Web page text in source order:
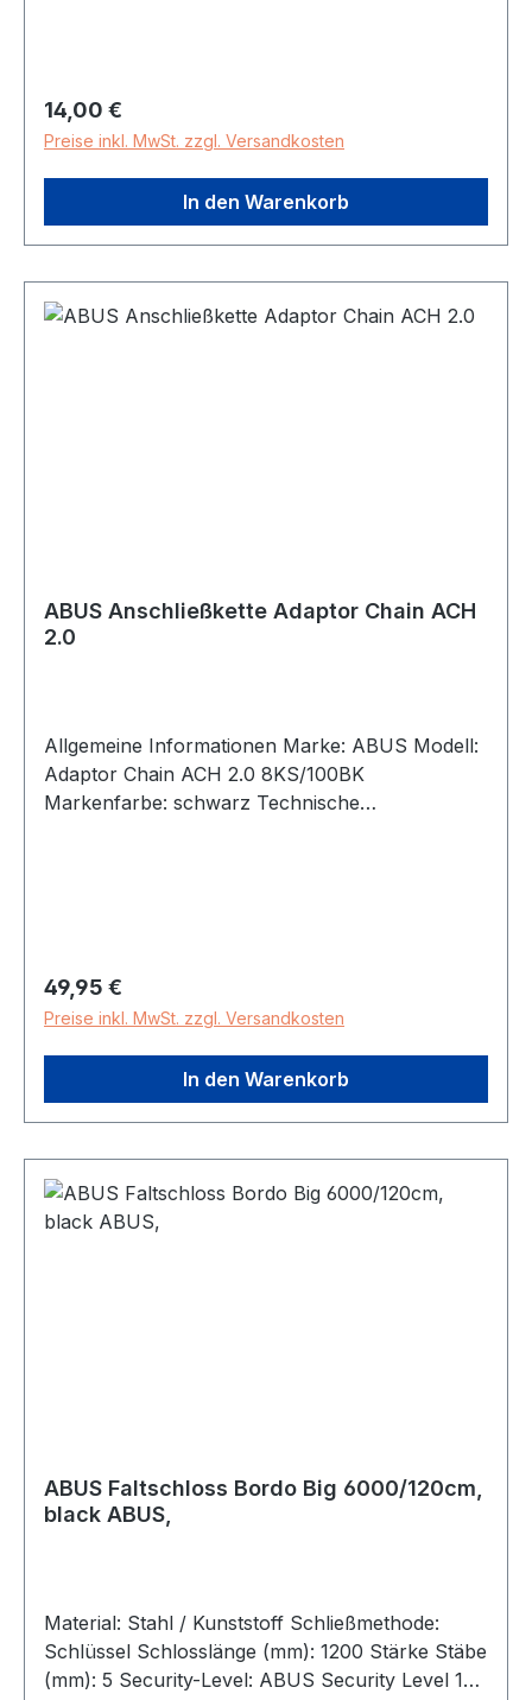
Regulärer Preis:
14,00 €
Preise inkl. MwSt. zzgl. Versandkosten
In den Warenkorb
ABUS Anschließkette Adaptor Chain ACH
2.0
Allgemeine Informationen Marke: ABUS Modell:
Adaptor Chain ACH 2.0 8KS/100BK
Markenfarbe: schwarz Technische
Regulärer Preis:
49,95 €
Preise inkl. MwSt. zzgl. Versandkosten
In den Warenkorb
ABUS Faltschloss Bordo Big 6000/120cm,
black ABUS,
Material: Stahl / Kunststoff Schließmethode:
Schlüssel Schlosslänge (mm): 1200 Stärke Stäbe
(mm): 5 Security-Level: ABUS Security Level 10